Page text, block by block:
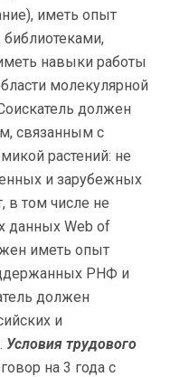
иметь опыт
навыки работы
молекулярной
должен
связанным с
растений: не
и зарубежных
в том числе не
данных Web of
иметь опыт
РНФ и
должен
и
Условия трудового
на 3 года с